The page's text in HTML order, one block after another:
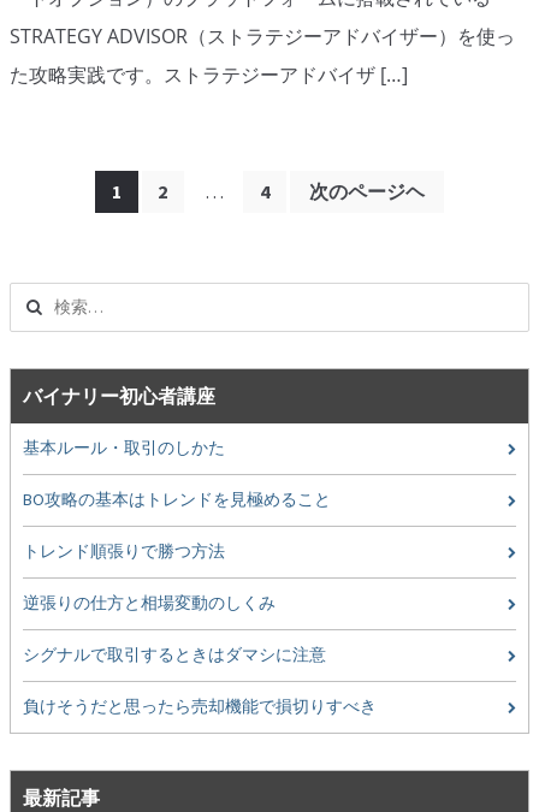
STRATEGY ADVISOR（ストラテジーアドバイザー）を使っ
た攻略実践です。ストラテジーアドバイザ […]
ゲ
ー
ョ
ン
1 2 … 4 次のページヘ
バイナリー初心者講座
基本ルール・取引のしかた
BO攻略の基本はトレンドを見極めること
トレンド順張りで勝つ方法
逆張りの仕方と相場変動のしくみ
シグナルで取引するときはダマシに注意
負けそうだと思ったら売却機能で損切りすべき
最新記事